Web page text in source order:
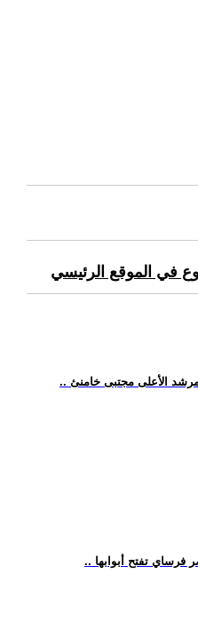
في الموقع الرئيسي
الأعلى مجتبى خامنئ
فرساي تفتح أبوابها